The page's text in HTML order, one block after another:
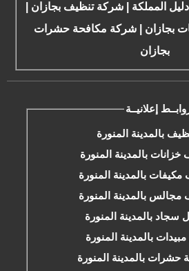
دليل المملكة شركة تنظيف بجازان
بجازان
شركة مكافحة حشرات
بجازان
إعلانيــة
بالمدينة المنورة
بالمدينة المنورة
بالمدينة المنورة
بالمدينة المنورة
بالمدينة المنورة
بالمدينة المنورة
حشرات بالمدينة المنورة